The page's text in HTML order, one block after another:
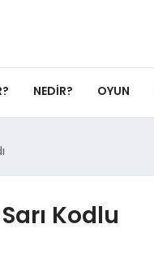
NEDIR? OYUN
Kodlu